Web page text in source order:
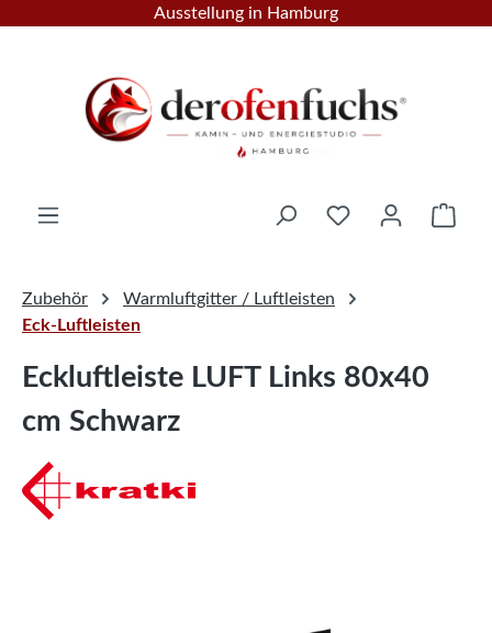
Zum Hauptinhalt springen
Ausstellung in Hamburg
Zubehör
Warmluftgitter / Luftleisten
Eck-Luftleisten
Eckluftleiste LUFT Links 80x40
cm Schwarz